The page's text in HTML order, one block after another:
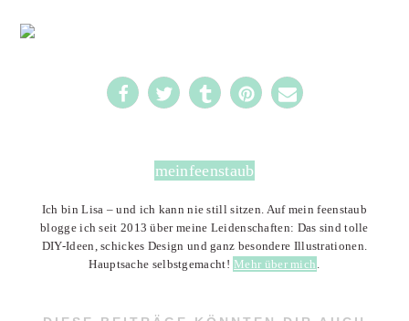
meinfeenstaub
Ich bin Lisa – und ich kann nie still sitzen. Auf mein feenstaub
blogge ich seit 2013 über meine Leidenschaften: Das sind tolle
DIY-Ideen, schickes Design und ganz besondere Illustrationen.
Hauptsache selbstgemacht! Mehr über mich .